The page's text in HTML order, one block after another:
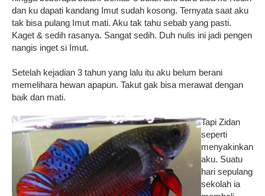
dan ku dapati kandang Imut sudah kosong. Ternyata saat aku
tak bisa pulang Imut mati. Aku tak tahu sebab yang pasti.
Kaget & sedih rasanya. Sangat sedih. Duh nulis ini jadi pengen
nangis inget si Imut.
Setelah kejadian 3 tahun yang lalu itu aku belum berani
memelihara hewan apapun. Takut gak bisa merawat dengan
baik dan mati.
Tapi Zidan
seperti
menyakinkan
aku. Suatu
hari sepulang
sekolah ia